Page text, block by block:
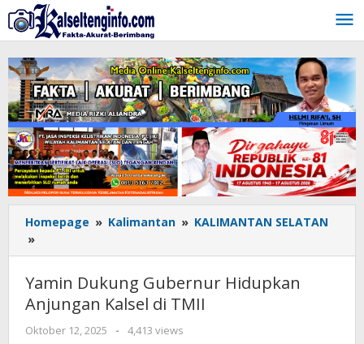
Lewati
ke
konten
Homepage » Kalimantan » KALIMANTAN SELATAN
»
Dukung
Hidupkan
Anjungan
Kalsel
Yamin Dukung Gubernur Hidupkan
Anjungan Kalsel di TMII
Oktober 12, 2025
oleh
-
4,413 views